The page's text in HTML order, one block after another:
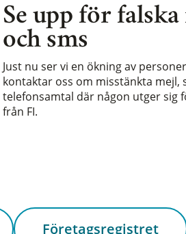
Se upp för
och sms
Just nu ser vi en ökning av
kontaktar oss om misstänkta mejl,
telefonsamtal där någon utger sig
från FI.
Företagsregistret